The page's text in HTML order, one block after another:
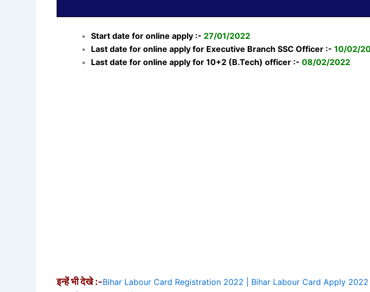
Start date for online apply :- 27/01/2022
Last date for online apply for Executive Branch SSC Officer :- 10/02/
Last date for online apply for 10+2 (B.Tech) officer :- 08/02/2022
इन्हें भी देखे :-Bihar Labour Card Registration 2022 | Bihar Labour Card Apply 2022 |